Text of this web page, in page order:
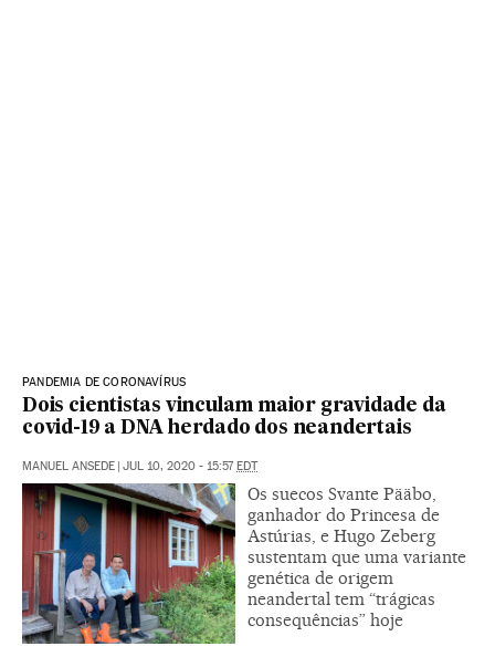
PANDEMIA DE CORONAVÍRUS
Dois cientistas vinculam maior gravidade da
covid-19 a DNA herdado dos neandertais
MANUEL ANSEDE | JUL 10, 2020 - 15:57EDT
Os suecos Svante Pääbo,
ganhador do Princesa de
Astúrias, e Hugo Zeberg
sustentam que uma variante
genética de origem
neandertal tem “trágicas
consequências” hoje